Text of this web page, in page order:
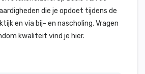
die je opdoet tijdens de
en via bij- en nascholing. Vragen
kwaliteit vind je hier.